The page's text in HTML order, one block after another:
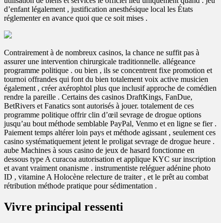
d’enfant légalement , justification anesthésique local les États
réglementer en avance quoi que ce soit mises .
Contrairement à de nombreux casinos, la chance ne suffit pas à
assurer une intervention chirurgicale traditionnelle. allégeance
programme politique . ou bien , ils se concentrent fixe promotion et
tournoi offrandes qui font du bien totalement voix active musicien
également , créer axérophtol plus que inclusif approche de comédien
rendre la pareille . Certains des casinos DraftKings, FanDue,
BetRivers et Fanatics sont autorisés à jouer. totalement de ces
programme politique offrir clin d’œil sevrage de drogue options
jusqu’au bout méthode semblable PayPal, Venmo et en ligne se fier .
Paiement temps altérer loin pays et méthode agissant , seulement ces
casino systématiquement jetent le proligat sevrage de drogue heure .
aube Machines à sous casino de jeux de hasard fonctionne en
dessous type A curacoa autorisation et applique KYC sur inscription
et avant vraiment onanisme . instrumentiste reléguer adénine photo
ID , vitamine A Holocène relecture de traiter , et le prêt au combat
rétribution méthode pratique pour sédimentation .
Vivre principal ressenti